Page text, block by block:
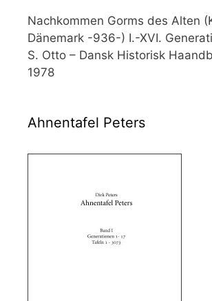
Nachkommen Gorms des Alten
Dänemark -936-) I.-XVI.
S. Otto – Dansk Historisk
1978
Ahnentafel Peters